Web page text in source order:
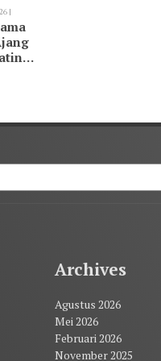
|
Archives
Agustus 2026
Mei 2026
Februari 2026
November 2025